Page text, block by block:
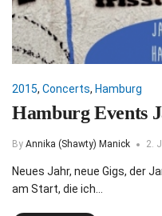
2015, Concerts, Hamburg
Hamburg Events
By Annika (Shawty) Manick 2.
Neues Jahr, neue Gigs, der
am Start, die ich…